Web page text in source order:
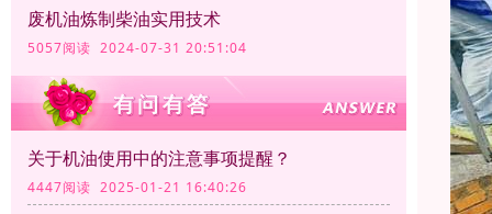
废机油炼制柴油实用技术
5057阅读 2024-07-31 20:51:04
关于机油使用中的注意事项提醒？
4447阅读 2025-01-21 16:40:26